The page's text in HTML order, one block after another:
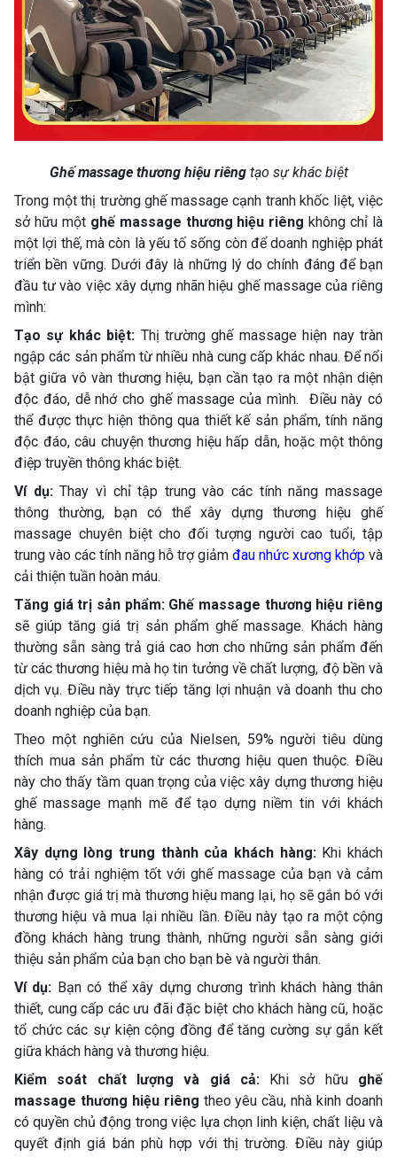
Ghế massage thương hiệu riêng tạo sự khác biệt
Trong một thị trường ghế massage cạnh tranh khốc liệt, việc
sở hữu một ghế massage thương hiệu riêng không chỉ là
một lợi thế, mà còn là yếu tố sống còn để doanh nghiệp phát
triển bền vững. Dưới đây là những lý do chính đáng để bạn
đầu tư vào việc xây dựng nhãn hiệu ghế massage của riêng
mình:
Tạo sự khác biệt: Thị trường ghế massage hiện nay tràn
ngập các sản phẩm từ nhiều nhà cung cấp khác nhau. Để nổi
bật giữa vô vàn thương hiệu, bạn cần tạo ra một nhận diện
độc đáo, dễ nhớ cho ghế massage của mình. Điều này có
thể được thực hiện thông qua thiết kế sản phẩm, tính năng
độc đáo, câu chuyện thương hiệu hấp dẫn, hoặc một thông
điệp truyền thông khác biệt.
Ví dụ:Thay vì chỉ tập trung vào các tính năng massage
thông thường, bạn có thể xây dựng thương hiệu ghế
massage chuyên biệt cho đối tượng người cao tuổi, tập
trung vào các tính năng hỗ trợ giảm đau nhức xương khớp và
cải thiện tuần hoàn máu.
Tăng giá trị sản phẩm: Ghế massage thương hiệu riêng
sẽ giúp tăng giá trị sản phẩm ghế massage. Khách hàng
thường sẵn sàng trả giá cao hơn cho những sản phẩm đến
từ các thương hiệu mà họ tin tưởng về chất lượng, độ bền và
dịch vụ. Điều này trực tiếp tăng lợi nhuận và doanh thu cho
doanh nghiệp của bạn.
Theo một nghiên cứu của Nielsen, 59% người tiêu dùng
thích mua sản phẩm từ các thương hiệu quen thuộc. Điều
này cho thấy tầm quan trọng của việc xây dựng thương hiệu
ghế massage mạnh mẽ để tạo dựng niềm tin với khách
hàng.
Xây dựng lòng trung thành của khách hàng:Khi khách
hàng có trải nghiệm tốt với ghế massage của bạn và cảm
nhận được giá trị mà thương hiệu mang lại, họ sẽ gắn bó với
thương hiệu và mua lại nhiều lần. Điều này tạo ra một cộng
đồng khách hàng trung thành, những người sẵn sàng giới
thiệu sản phẩm của bạn cho bạn bè và người thân.
Ví dụ: Bạn có thể xây dựng chương trình khách hàng thân
thiết, cung cấp các ưu đãi đặc biệt cho khách hàng cũ, hoặc
tổ chức các sự kiện cộng đồng để tăng cường sự gắn kết
giữa khách hàng và thương hiệu.
Kiểm soát chất lượng và giá cả:Khi sở hữu ghế
massage thương hiệu riêng theo yêu cầu, nhà kinh doanh
có quyền chủ động trong việc lựa chọn linh kiện, chất liệu và
quyết định giá bán phù hợp với thị trường. Điều này giúp